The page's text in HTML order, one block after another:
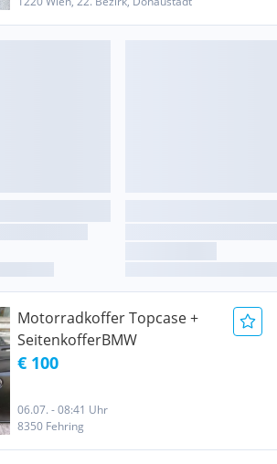
Motorradkoffer Topcase +
SeitenkofferBMW
€ 100
06.07. - 08:41 Uhr
8350 Fehring